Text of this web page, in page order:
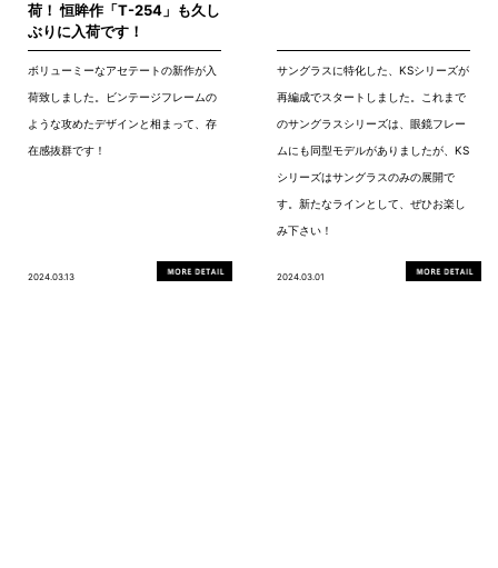
荷！ 恒眸作「T-254」も久し
ぶりに入荷です！
ボリューミーなアセテートの新作が入
荷致しました。ビンテージフレームの
ような攻めたデザインと相まって、存
在感抜群です！
2024.03.13
サングラスに特化した、KSシリーズが
再編成でスタートしました。これまで
のサングラスシリーズは、眼鏡フレー
ムにも同型モデルがありましたが、KS
シリーズはサングラスのみの展開で
す。新たなラインとして、ぜひお楽し
み下さい！
2024.03.01